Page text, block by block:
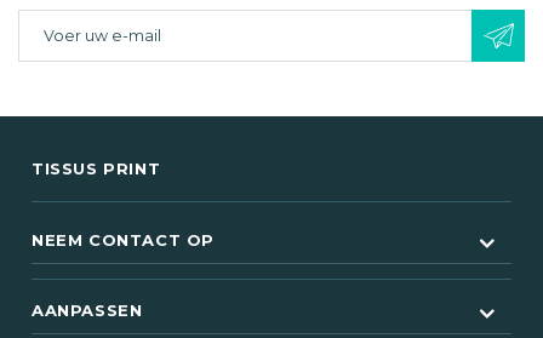
TISSUS PRINT
NEEM CONTACT OP
AANPASSEN